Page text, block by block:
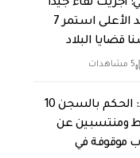
أجريت لقاء جيدا
جدا مع المرشد الأعلى استمر 7
قضايا البلاد
5 مشاهدات
مصدر للرشيد: الحكم بالسجن 10
ومنتسبين عن
موقوفة في